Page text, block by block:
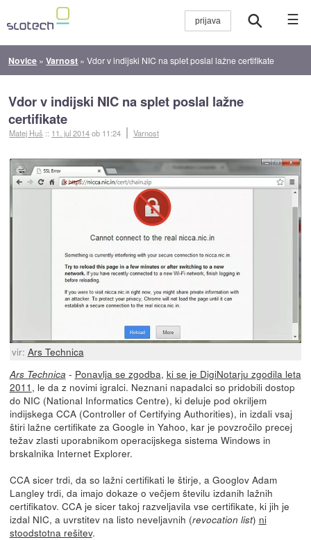
☰
Novice »Varnost »Vdor v indijski NIC na splet poslal lažne certifikate
Vdor v indijski NIC na splet poslal lažne
certifikate
Matej Huš :: 11. jul 2014ob 11:24 Varnost
vir: Ars Technica
Ars Technica - Ponavlja se zgodba, ki se je DigiNotarju zgodila leta
2011 , le da z novimi igralci. Neznani napadalci so pridobili dostop
do NIC (National Informatics Centre), ki deluje pod okriljem
indijskega CCA (Controller of Certifying Authorities), in izdali vsaj
štiri lažne certifikate za Google in Yahoo, kar je povzročilo precej
težav zlasti uporabnikom operacijskega sistema Windows in
brskalnika Internet Explorer.
CCA sicer trdi, da so lažni certifikati le štirje, a Googlov Adam
Langley trdi, da imajo dokaze o večjem številu izdanih lažnih
certifikatov. CCA je sicer takoj razveljavila vse certifikate, ki jih je
izdal NIC, a uvrstitev na listo neveljavnih (revocation list) ni
stoodstotna rešitev.